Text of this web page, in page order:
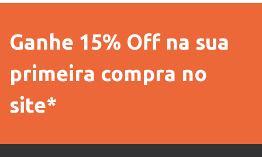
Ganhe 15% Off na sua
primeira compra no
site*